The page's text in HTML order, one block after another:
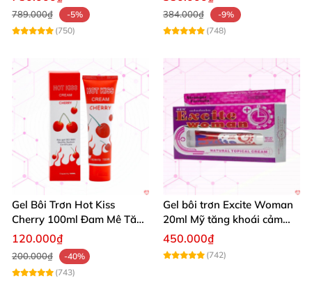
789.000₫
-5%
(750)
384.000₫
-9%
(748)
Gel Bôi Trơn Hot Kiss
Cherry 100ml Đam Mê Tăng
Khoái Cảm
120.000₫
200.000₫
-40%
(743)
Gel bôi trơn Excite Woman
20ml Mỹ tăng khoái cảm
kích thích ham muốn
450.000₫
(742)